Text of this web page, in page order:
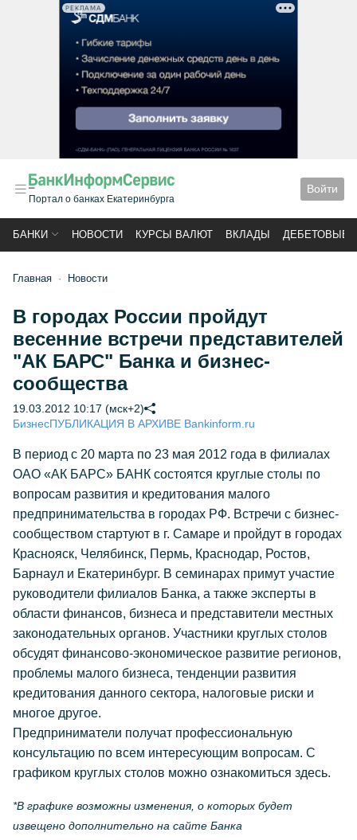
РЕКЛАМА
Портал о банках Екатеринбурга
Войти
БАНКИ НОВОСТИ КУРСЫ ВАЛЮТ ВКЛАДЫ ДЕБЕТОВЫЕ
Главная Новости
В городах России пройдут
весенние встречи представителей
"АК БАРС" Банка и бизнес-
сообщества
19.03.2012 10:17 (мск+2)
БизнесПУБЛИКАЦИЯ В АРХИВЕ Bankinform.ru
В период с 20 марта по 23 мая 2012 года в филиалах
ОАО «АК БАРС» БАНК состоятся круглые столы по
вопросам развития и кредитования малого
предпринимательства в городах РФ. Встречи с бизнес-
сообществом стартуют в г. Самаре и пройдут в городах
Краснояск, Челябинск, Пермь, Краснодар, Ростов,
Барнаул и Екатеринбург. В семинарах примут участие
руководители филиалов Банка, а также эксперты в
области финансов, бизнеса и представители местных
законодательных органов. Участники круглых столов
обсудят финансово-экономическое развитие регионов,
проблемы малого бизнеса, тенденции развития
кредитования данного сектора, налоговые риски и
многое другое.
Предприниматели получат профессиональную
консультацию по всем интересующим вопросам. С
графиком круглых столов можно ознакомиться здесь.
*В графике возможны изменения, о которых будет
извещено дополнительно на сайте Банка